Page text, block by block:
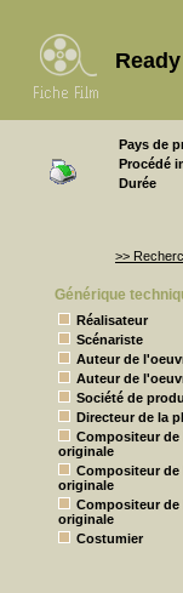
Pays de
Procédé
Durée
>>
Générique
Réalisateur
Scénariste
Auteur de
Auteur de
Société de
Directeur de la
Compositeur de
originale
Compositeur de
originale
Compositeur de
originale
Costumier